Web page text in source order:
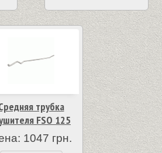
трубка
FSO 125
1047 грн.